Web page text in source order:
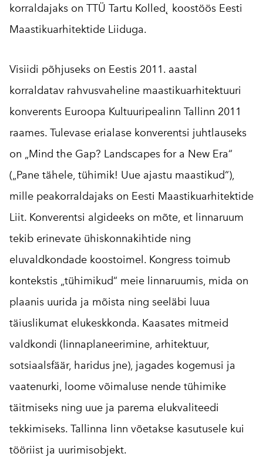
korraldajaks on TTÜ Tartu Kolled˛ koostöös Eesti
Maastikuarhitektide Liiduga.
Visiidi põhjuseks on Eestis 2011. aastal
korraldatav rahvusvaheline maastikuarhitektuuri
konverents Euroopa Kultuuripealinn Tallinn 2011
raames. Tulevase erialase konverentsi juhtlauseks
on „Mind the Gap? Landscapes for a New Era“
(„Pane tähele, tühimik! Uue ajastu maastikud“),
mille peakorraldajaks on Eesti Maastikuarhitektide
Liit. Konverentsi algideeks on mõte, et linnaruum
tekib erinevate ühiskonnakihtide ning
eluvaldkondade koostoimel. Kongress toimub
kontekstis „tühimikud“ meie linnaruumis, mida on
plaanis uurida ja mõista ning seeläbi luua
täiuslikumat elukeskkonda. Kaasates mitmeid
valdkondi (linnaplaneerimine, arhitektuur,
sotsiaalsfäär, haridus jne), jagades kogemusi ja
vaatenurki, loome võimaluse nende tühimike
täitmiseks ning uue ja parema elukvaliteedi
tekkimiseks. Tallinna linn võetakse kasutusele kui
tööriist ja uurimisobjekt.